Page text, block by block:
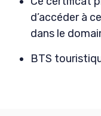
d’accéder à
dans le
BTS